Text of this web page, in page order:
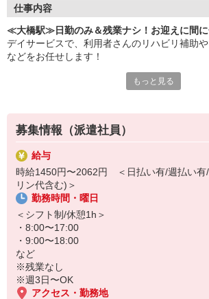
仕事内容
≪大橋駅≫日勤のみ＆残業ナシ！お迎えに間に
デイサービスで、利用者さんのリハビリ補助
などをお任せします！
・レクリエーション企画、実施
・利用者さんとのコミュニケーション
・行き帰りの送迎 ※運転ができる希望者のみ
など
日勤帯のみ・残業なしなので、お迎えがあっ
土日休み相談OK！家族との時間もしっかり確
家事・育児・私生活と両立したいかた、まず
さい！
もっと見る
募集情報（派遣社員）
給与
時給1450円〜2062円 ＜日払い有/週払い有
リン代含む)＞
勤務時間・曜日
＜シフト制/休憩1h＞
・8:00〜17:00
・9:00〜18:00
など
※残業なし
※週3日〜OK
アクセス・勤務地